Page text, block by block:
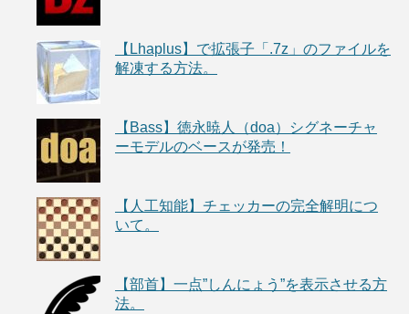
【Lhaplus】で拡張子「.7z」のファイルを
解凍する方法。
【Bass】徳永暁人（doa）シグネーチャ
ーモデルのベースが発売！
【人工知能】チェッカーの完全解明につ
いて。
【部首】一点”しんにょう”を表示させる方
法。